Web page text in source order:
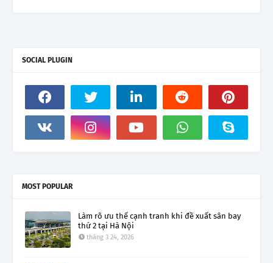
SOCIAL PLUGIN
MOST POPULAR
Làm rõ ưu thế cạnh tranh khi đề xuất sân bay
thứ 2 tại Hà Nội
tháng 3 24, 2026